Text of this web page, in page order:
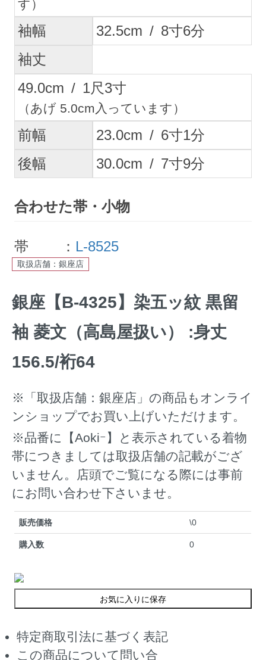
す）
袖幅 32.5cm / 8寸6分
袖丈
49.0cm / 1尺3寸
（あげ 5.0cm入っています）
前幅 23.0cm / 6寸1分
後幅
30.0cm / 7寸9分
合わせた帯・小物
帯 ： L-8525
取扱店舗：銀座店
銀座【B-4325】染五ッ紋 黒留
袖 菱文（高島屋扱い） :身丈
156.5/裄64
※「取扱店舗：銀座店」の商品もオンライ
ンショップでお買い上げいただけます。
※品番に【Aokiｰ】と表示されている着物
帯につきましては取扱店舗の記載がござ
いません。店頭でご覧になる際には事前
にお問い合わせ下さいませ。
販売価格 \0
購入数 0
お気に入りに保存
特定商取引法に基づく表記
この商品について問い合